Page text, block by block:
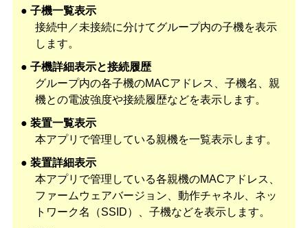
● 子機一覧表示
接続中／未接続に分けてグループ内の子機を表示
します。
● 子機詳細表示と接続履歴
グループ内の各子機のMACアドレス、子機名、親
機との電波強度や接続履歴などを表示します。
● 装置一覧表示
本アプリで管理している親機を一覧表示します。
● 装置詳細表示
本アプリで管理している各親機のMACアドレス、
ファームウェアバージョン、動作チャネル、ネッ
トワーク名（SSID）、子機などを表示します。